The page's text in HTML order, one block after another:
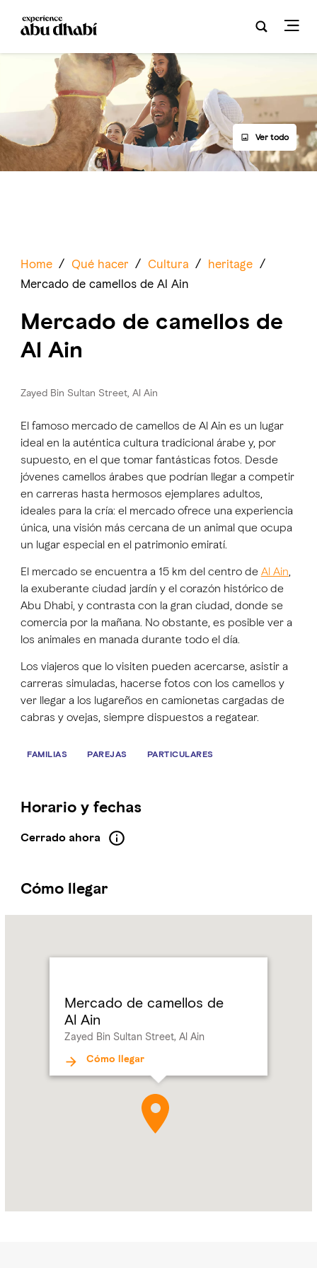
Ver todo
Home / Qué hacer / Cultura / heritage /
Mercado de camellos de Al Ain
Mercado de camellos de
Al Ain
Zayed Bin Sultan Street, Al Ain
El famoso mercado de camellos de Al Ain es un lugar
ideal en la auténtica cultura tradicional árabe y, por
supuesto, en el que tomar fantásticas fotos. Desde
jóvenes camellos árabes que podrían llegar a competir
en carreras hasta hermosos ejemplares adultos,
ideales para la cría: el mercado ofrece una experiencia
única, una visión más cercana de un animal que ocupa
un lugar especial en el patrimonio emiratí.
El mercado se encuentra a 15 km del centro de Al Ain,
la exuberante ciudad jardín y el corazón histórico de
Abu Dhabi, y contrasta con la gran ciudad, donde se
comercia por la mañana. No obstante, es posible ver a
los animales en manada durante todo el día.
Los viajeros que lo visiten pueden acercarse, asistir a
carreras simuladas, hacerse fotos con los camellos y
ver llegar a los lugareños en camionetas cargadas de
cabras y ovejas, siempre dispuestos a regatear.
FAMILIAS PAREJAS PARTICULARES
Horario y fechas
Cerrado ahora
Cómo llegar
Zayed
Mercado de camellos de
Al Ain
Zayed Bin Sultan Street, Al Ain
Cómo llegar